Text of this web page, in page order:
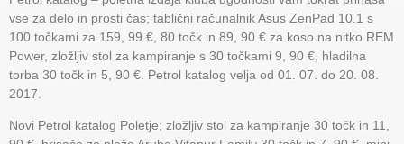
vse za delo in prosti čas; tablični računalnik Asus ZenPad 10.1 s
100 točkami za 159, 99 €, 80 točk in 89, 90 € za koso na nitko REM
Power, zložljiv stol za kampiranje s 30 točkami 9, 90 €, hladilna
torba 30 točk in 5, 90 €. Petrol katalog velja od 01. 07. do 20. 08.
2017.
Novi Petrol katalog Poletje; zložljiv stol za kampiranje 30 točk in 11,